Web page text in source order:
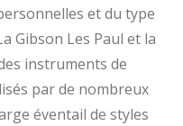
et du type
Gibson Les Paul et la
instruments de
par de nombreux
éventail de styles